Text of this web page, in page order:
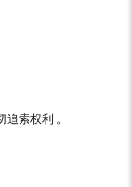
索权利 。